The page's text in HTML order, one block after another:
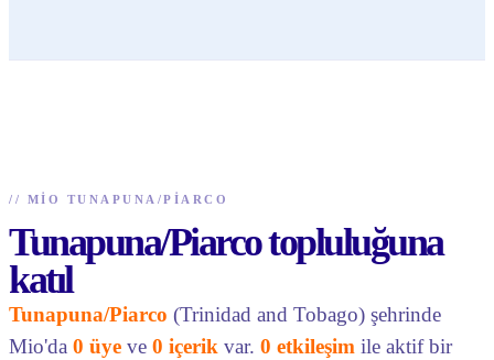
// MIO TUNAPUNA/PIARCO
Tunapuna/Piarco topluluğuna
katıl
Tunapuna/Piarco (Trinidad and Tobago) şehrinde
Mio'da 0 üye ve 0 içerik var. 0 etkileşim ile aktif bir